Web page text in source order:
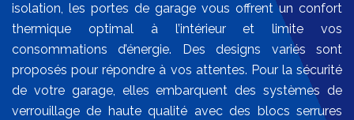
isolation, les portes de garage vous offrent un confort
thermique optimal à l’intérieur et limite vos
consommations d’énergie. Des designs variés sont
proposés pour répondre à vos attentes. Pour la sécurité
de votre garage, elles embarquent des systèmes de
verrouillage de haute qualité avec des blocs serrures